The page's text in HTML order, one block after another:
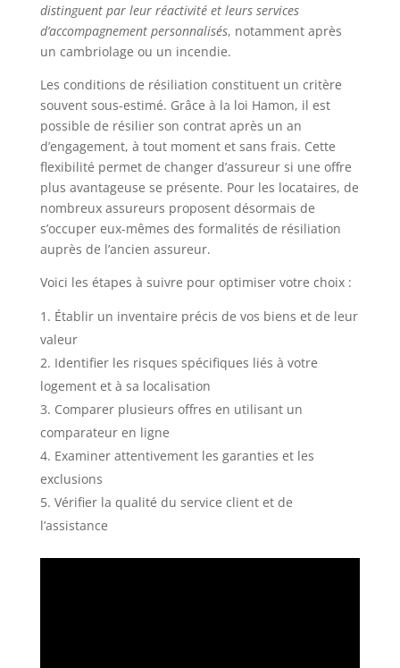
distinguent par leur réactivité et leurs services
d’accompagnement personnalisés, notamment après
un cambriolage ou un incendie.
Les conditions de résiliation constituent un critère
souvent sous-estimé. Grâce à la loi Hamon, il est
possible de résilier son contrat après un an
d’engagement, à tout moment et sans frais. Cette
flexibilité permet de changer d’assureur si une offre
plus avantageuse se présente. Pour les locataires, de
nombreux assureurs proposent désormais de
s’occuper eux-mêmes des formalités de résiliation
auprès de l’ancien assureur.
Voici les étapes à suivre pour optimiser votre choix :
Établir un inventaire précis de vos biens et de leur
valeur
Identifier les risques spécifiques liés à votre
logement et à sa localisation
Comparer plusieurs offres en utilisant un
comparateur en ligne
Examiner attentivement les garanties et les
exclusions
Vérifier la qualité du service client et de
l’assistance